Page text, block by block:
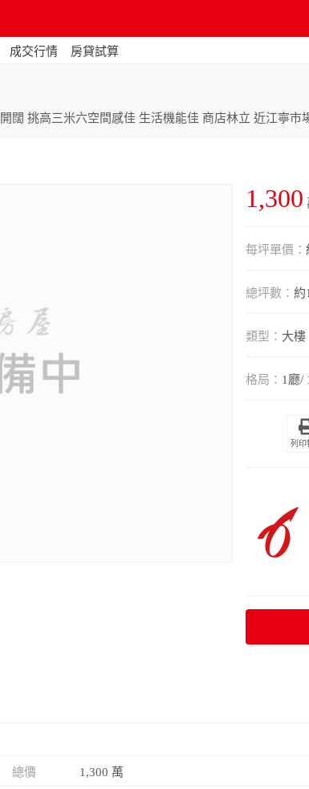
成交行情 房貸試算
闊 挑高三米六空間感佳 生活機能佳 商店林立 近江寧市
1,300
每坪單價：
總坪數： 約
類型： 大樓
格局： 1廳/
列印
總價 1,300 萬